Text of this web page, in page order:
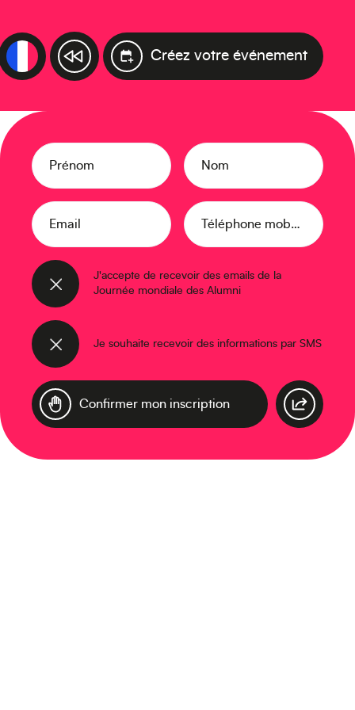
Créez votre événement
Prénom Nom
Email Téléphone mobile
J'accepte de recevoir des emails de la
Journée mondiale des Alumni
Je souhaite recevoir des informations par SMS